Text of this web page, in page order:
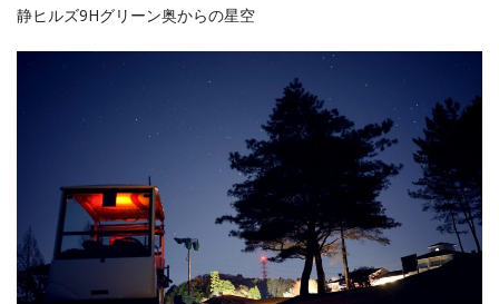
静ヒルズ9Hグリーン奥からの星空